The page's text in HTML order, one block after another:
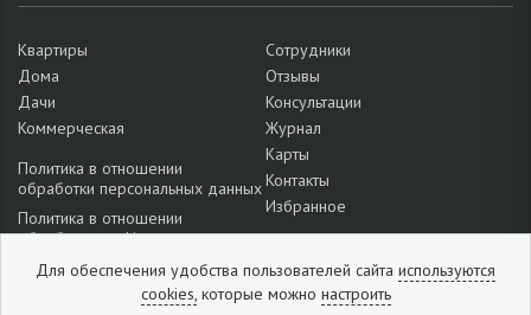
Квартиры
Дома
Дачи
Коммерческая
Политика в отношении
обработки персональных данных
Политика в отношении
обработки cookie
Подробнее о настройках файлов
Сотрудники
Отзывы
Консультации
Журнал
Карты
Контакты
Избранное
Для обеспечения удобства пользователей сайта используются
cookies,которые можно настроить